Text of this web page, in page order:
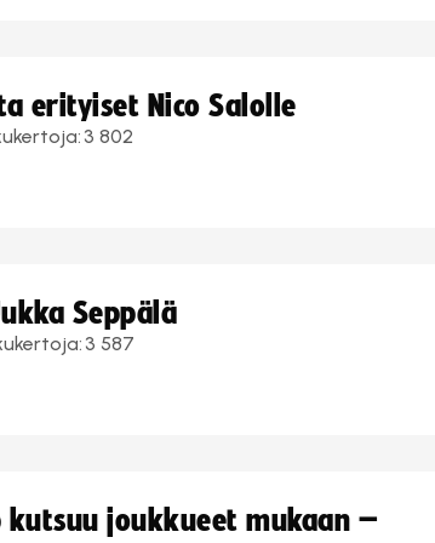
erityiset Nico Salolle
3 802
Seppälä
3 587
kutsuu joukkueet mukaan –